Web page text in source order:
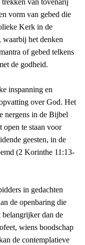
van tovenarij
vorm van gebed die
Kerk in de
waarbij het denken
of gebed telkens
de godheid.
inspanning en
over God. Het
nergens in de Bijbel
open te staan voor
geesten, in de
(2 Korinthe 11:13-
in gedachten
de openbaring die
dan de
wiens boodschap
de contemplatieve